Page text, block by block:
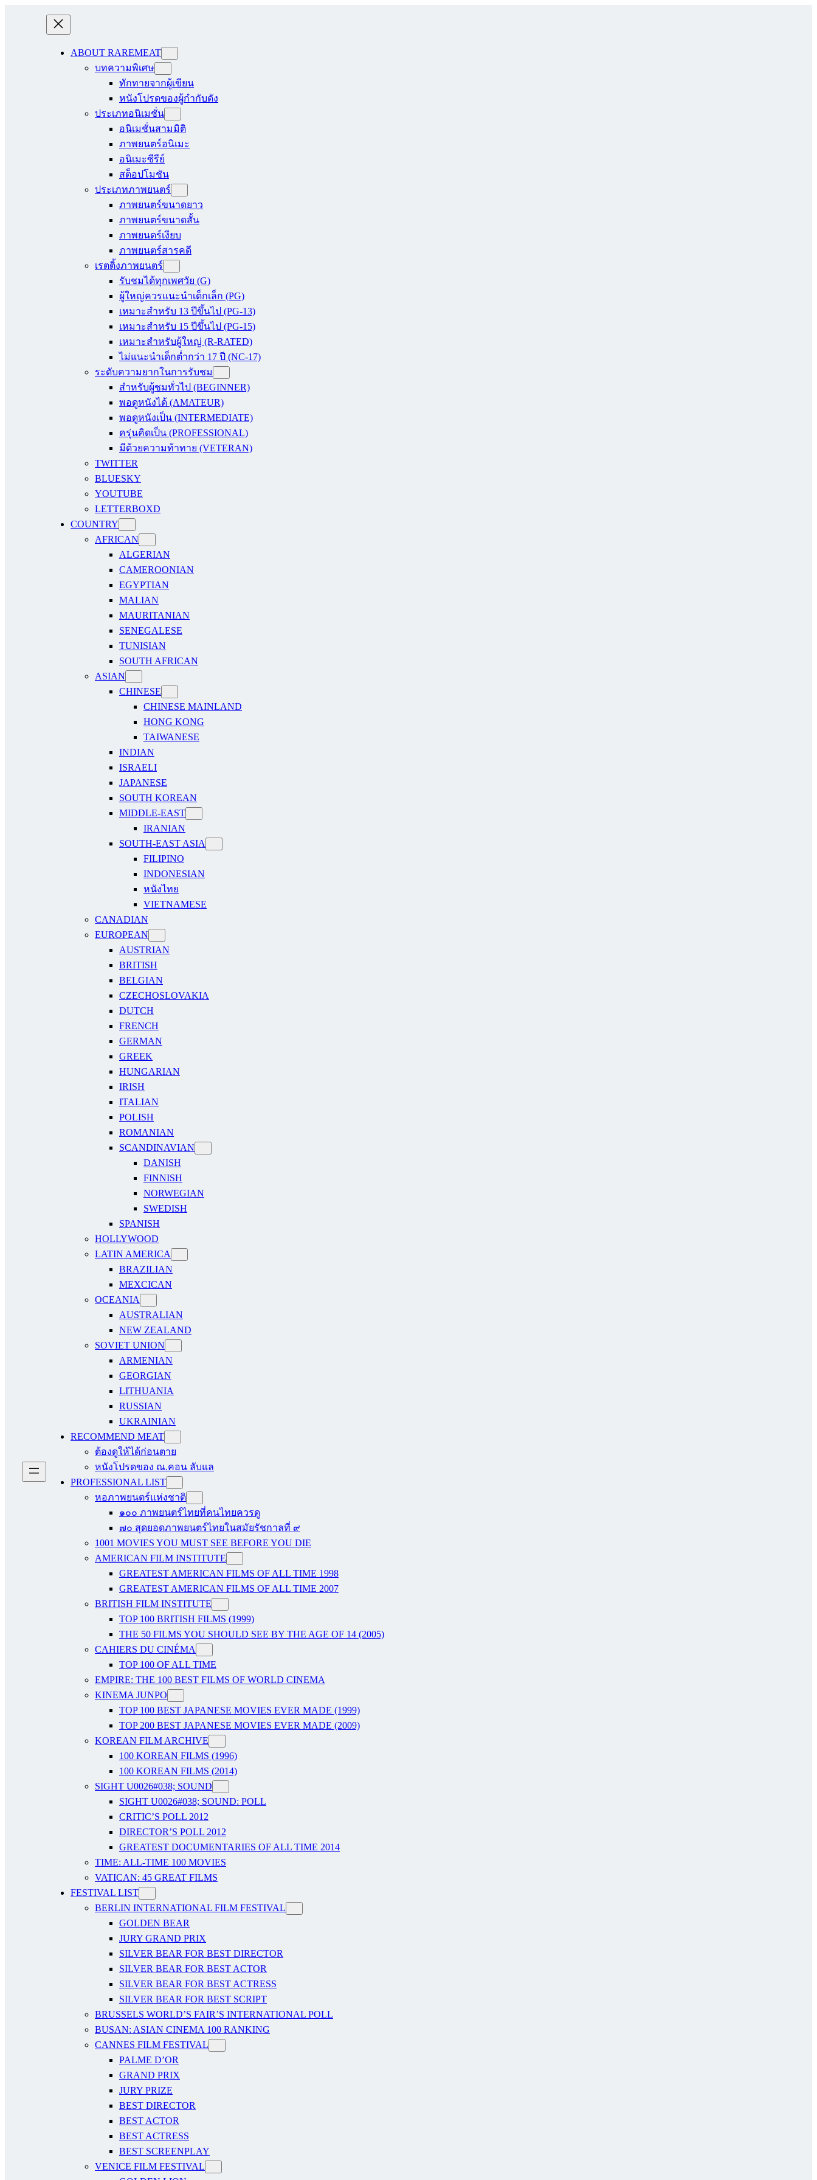
ABOUT RAREMEAT
บทความพิเศษ
ทักทายจากผู้เขียน
หนังโปรดของผู้กำกับดัง
ประเภทอนิเมชั่น
อนิเมชั่นสามมิติ
ภาพยนตร์อนิเมะ
อนิเมะซีรีย์
สต็อปโมชัน
ประเภทภาพยนตร์
ภาพยนตร์ขนาดยาว
ภาพยนตร์ขนาดสั้น
ภาพยนตร์เงียบ
ภาพยนตร์สารคดี
เรตติ้งภาพยนตร์
รับชมได้ทุกเพศวัย (G)
ผู้ใหญ่ควรแนะนำเด็กเล็ก (PG)
เหมาะสำหรับ 13 ปีขึ้นไป (PG-13)
เหมาะสำหรับ 15 ปีขึ้นไป (PG-15)
เหมาะสำหรับผู้ใหญ่ (R-RATED)
ไม่แนะนำเด็กต่ำกว่า 17 ปี (NC-17)
ระดับความยากในการรับชม
สำหรับผู้ชมทั่วไป (BEGINNER)
พอดูหนังได้ (AMATEUR)
พอดูหนังเป็น (INTERMEDIATE)
ครุ่นคิดเป็น (PROFESSIONAL)
มีด้วยความท้าทาย (VETERAN)
TWITTER
BLUESKY
YOUTUBE
LETTERBOXD
COUNTRY
AFRICAN
ALGERIAN
CAMEROONIAN
EGYPTIAN
MALIAN
MAURITANIAN
SENEGALESE
TUNISIAN
SOUTH AFRICAN
ASIAN
CHINESE
CHINESE MAINLAND
HONG KONG
TAIWANESE
INDIAN
ISRAELI
JAPANESE
SOUTH KOREAN
MIDDLE-EAST
IRANIAN
SOUTH-EAST ASIA
FILIPINO
INDONESIAN
หนังไทย
VIETNAMESE
CANADIAN
EUROPEAN
AUSTRIAN
BRITISH
BELGIAN
CZECHOSLOVAKIA
DUTCH
FRENCH
GERMAN
GREEK
HUNGARIAN
IRISH
ITALIAN
POLISH
ROMANIAN
SCANDINAVIAN
DANISH
FINNISH
NORWEGIAN
SWEDISH
SPANISH
HOLLYWOOD
LATIN AMERICA
BRAZILIAN
MEXCICAN
OCEANIA
AUSTRALIAN
NEW ZEALAND
SOVIET UNION
ARMENIAN
GEORGIAN
LITHUANIA
RUSSIAN
UKRAINIAN
RECOMMEND MEAT
ต้องดูให้ได้ก่อนตาย
หนังโปรดของ ณ.คอน ลับแล
PROFESSIONAL LIST
หอภาพยนตร์แห่งชาติ
๑๐๐ ภาพยนตร์ไทยที่คนไทยควรดู
๗๐ สุดยอดภาพยนตร์ไทยในสมัยรัชกาลที่ ๙
1001 MOVIES YOU MUST SEE BEFORE YOU DIE
AMERICAN FILM INSTITUTE
GREATEST AMERICAN FILMS OF ALL TIME 1998
GREATEST AMERICAN FILMS OF ALL TIME 2007
BRITISH FILM INSTITUTE
TOP 100 BRITISH FILMS (1999)
THE 50 FILMS YOU SHOULD SEE BY THE AGE OF 14 (2005)
CAHIERS DU CINÉMA
TOP 100 OF ALL TIME
EMPIRE: THE 100 BEST FILMS OF WORLD CINEMA
KINEMA JUNPO
TOP 100 BEST JAPANESE MOVIES EVER MADE (1999)
TOP 200 BEST JAPANESE MOVIES EVER MADE (2009)
KOREAN FILM ARCHIVE
100 KOREAN FILMS (1996)
100 KOREAN FILMS (2014)
SIGHT U0026#038; SOUND
SIGHT U0026#038; SOUND: POLL
CRITIC’S POLL 2012
DIRECTOR’S POLL 2012
GREATEST DOCUMENTARIES OF ALL TIME 2014
TIME: ALL-TIME 100 MOVIES
VATICAN: 45 GREAT FILMS
FESTIVAL LIST
BERLIN INTERNATIONAL FILM FESTIVAL
GOLDEN BEAR
JURY GRAND PRIX
SILVER BEAR FOR BEST DIRECTOR
SILVER BEAR FOR BEST ACTOR
SILVER BEAR FOR BEST ACTRESS
SILVER BEAR FOR BEST SCRIPT
BRUSSELS WORLD’S FAIR’S INTERNATIONAL POLL
BUSAN: ASIAN CINEMA 100 RANKING
CANNES FILM FESTIVAL
PALME D’OR
GRAND PRIX
JURY PRIZE
BEST DIRECTOR
BEST ACTOR
BEST ACTRESS
BEST SCREENPLAY
VENICE FILM FESTIVAL